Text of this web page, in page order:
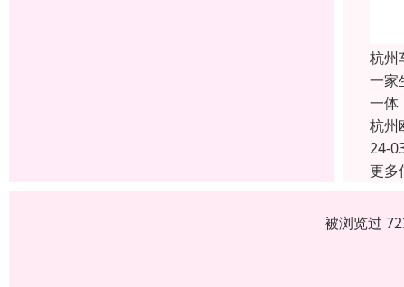
杭州
一家
一体
杭州
24-
更多
被浏览过